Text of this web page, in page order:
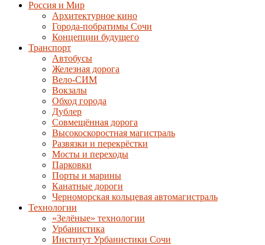
Россия и Мир
Архитектурное кино
Города-побратимы Сочи
Концепции будущего
Транспорт
Автобусы
Железная дорога
Вело-СИМ
Вокзалы
Обход города
Дублер
Совмещённая дорога
Высокоскоростная магистраль
Развязки и перекрёстки
Мосты и переходы
Парковки
Порты и марины
Канатные дороги
Черноморская кольцевая автомагистраль
Технологии
«Зелёные» технологии
Урбанистика
Институт Урбанистики Сочи